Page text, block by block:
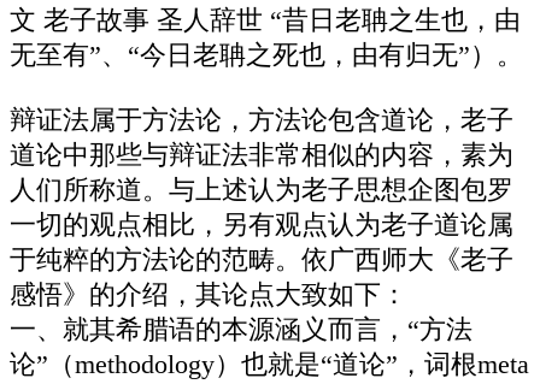
文 老子故事 圣人辞世 “昔日老聃之生也，由
无至有”、“今日老聃之死也，由有归无”）。
辩证法属于方法论，方法论包含道论，老子
道论中那些与辩证法非常相似的内容，素为
人们所称道。与上述认为老子思想企图包罗
一切的观点相比，另有观点认为老子道论属
于纯粹的方法论的范畴。依广西师大《老子
感悟》的介绍，其论点大致如下：
一、就其希腊语的本源涵义而言，“方法
论”（methodology）也就是“道论”，词根meta